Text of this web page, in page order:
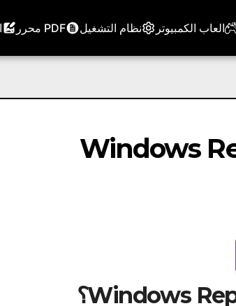
العاب الكمبيوتر نظام التشغيل PDF محرر
؟